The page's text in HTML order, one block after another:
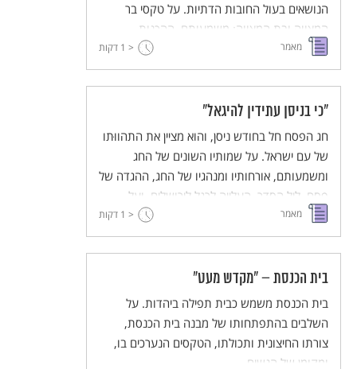
הנושאים בעול החובות הדתיות. על טקסי בר
המצווה ובת המצווה: משמעותם, ההכנות
הנדרשות, והמנהגים והברכות הנלוות.
מאמר < 1 דקות
"כי בניסן עתידין להיגאל"
חג הפסח חל בחודש ניסן, והוא מציין את התהווּתו
של עם ישראל. על שמותיו השונים של החג
ומשמעותם, אורחותיו ומנהגיו של החג, ההגדה של
פסח, ליל הסדר, העלייה לרגל לירושלים, ועל
קדושתו של הר הבית ביהדות.
מאמר < 1 דקות
בית הכנסת – "מקדש מעט"
בית הכנסת משמש כבית תפילה ביהדות. על
השלבים בהתפתחותו של מבנה בית הכנסת,
צורתו החיצונית ותכולתו, הטקסים הנערכים בו,
ומקומן של הנשים.